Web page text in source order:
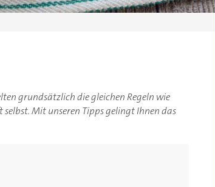
grundsätzlich die gleichen Regeln wie
Mit unseren Tipps gelingt Ihnen das